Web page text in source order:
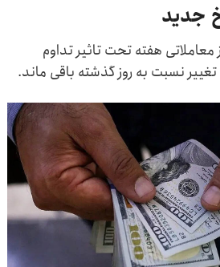
جدید
معاملاتی هفته تحت تاثیر تداوم
نسبت به روز گذشته باقی ماند.